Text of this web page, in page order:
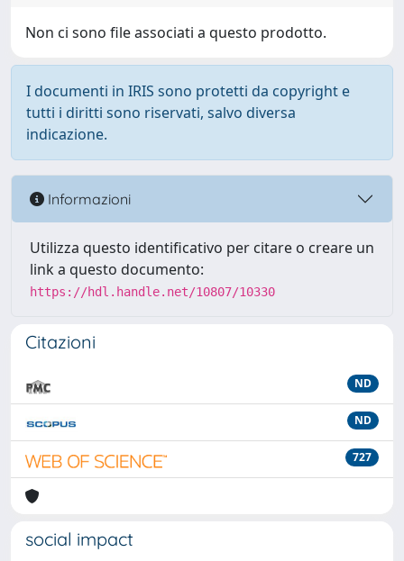
Non ci sono file associati a questo prodotto.
I documenti in IRIS sono protetti da copyright e
tutti i diritti sono riservati, salvo diversa
indicazione.
Informazioni
Utilizza questo identificativo per citare o creare un
link a questo documento:
https://hdl.handle.net/10807/10330
Citazioni
ND
ND
727
social impact